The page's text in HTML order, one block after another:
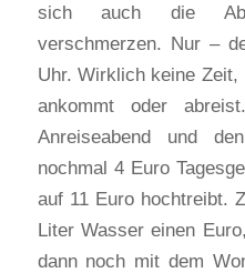
sich auch die
verschmerzen. Nur –
Uhr. Wirklich keine
ankommt oder
Anreiseabend und
nochmal 4 Euro
auf 11 Euro hochtreibt.
Liter Wasser einen
dann noch mit dem